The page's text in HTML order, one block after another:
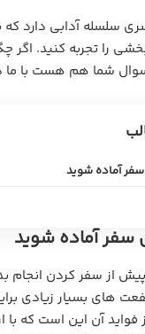
آدابی دارد که
را تجربه کنید. اگر
شما هم هست با ما
سفر آماده شوید
سفر آماده شوید
از سفر کردن انجام
های بسیار زیادی
آن این است که با